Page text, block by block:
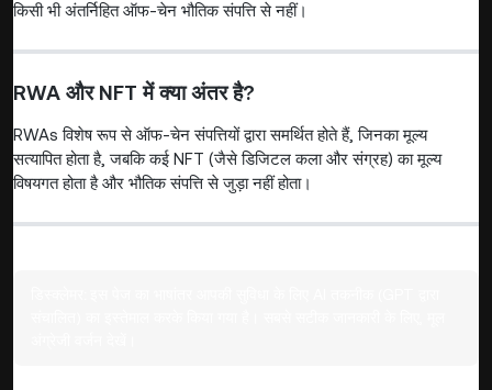
किसी भी अंतर्निहित ऑफ-चेन भौतिक संपत्ति से नहीं।
RWA और NFT में क्या अंतर है?
RWAs विशेष रूप से ऑफ-चेन संपत्तियों द्वारा समर्थित होते हैं, जिनका मूल्य
सत्यापित होता है, जबकि कई NFT (जैसे डिजिटल कला और संग्रह) का मूल्य
विषयगत होता है और भौतिक संपत्ति से जुड़ा नहीं होता।